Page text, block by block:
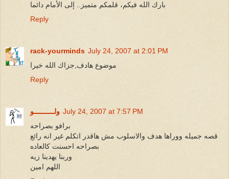
بارك الله فيكم، قلمكم متميز.. إلى الأمام دائما
Reply
rack-yourminds July 24, 2007 at 2:01 PM
موضوع هادف,جزاك الله خيرا
Reply
ولــــــــــو July 24, 2007 at 7:57 PM
برافو بصراحه
قصه جميله ووراها هدف والاسلوب مش هاقدر اتكلم غير انه رائع
بصراحه احسنت كالعاده
وربنا يهدينا زيه
اللهم امين